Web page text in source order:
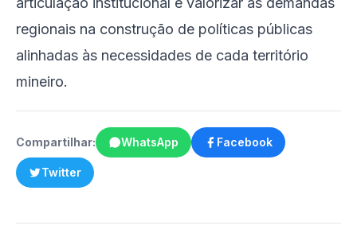
regionais na construção de políticas públicas
alinhadas às necessidades de cada território
mineiro.
Compartilhar: WhatsApp Facebook
Twitter